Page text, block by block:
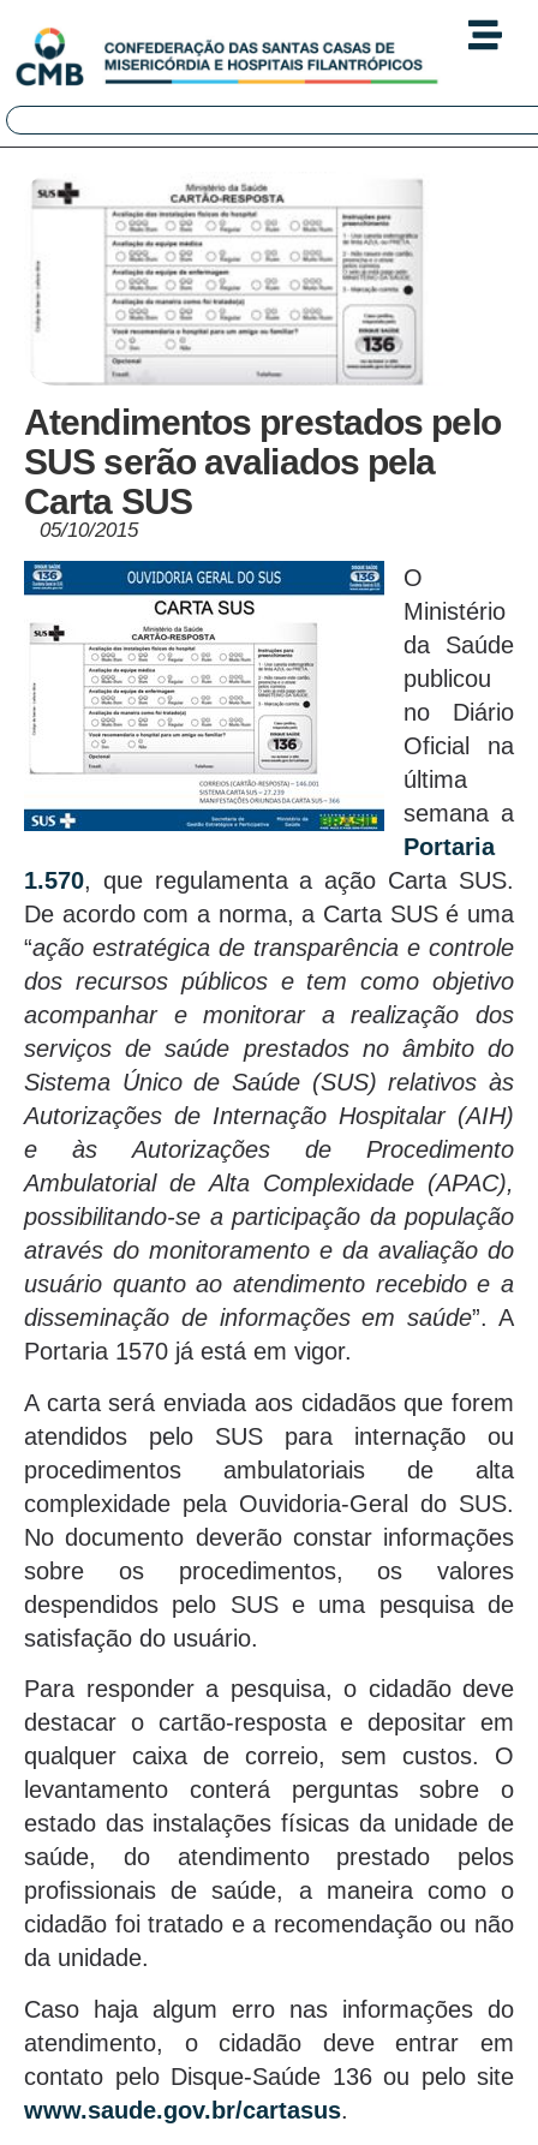
Atendimentos prestados pelo
SUS serão avaliados pela
Carta SUS
05/10/2015
O
Ministério
da Saúde
publicou
no Diário
Oficial na
última
semana a
Portaria
1.570, que regulamenta a ação Carta SUS.
De acordo com a norma, a Carta SUS é uma
“ação estratégica de transparência e controle
dos recursos públicos e tem como objetivo
acompanhar e monitorar a realização dos
serviços de saúde prestados no âmbito do
Sistema Único de Saúde (SUS) relativos às
Autorizações de Internação Hospitalar (AIH)
e às Autorizações de Procedimento
Ambulatorial de Alta Complexidade (APAC),
possibilitando-se a participação da população
através do monitoramento e da avaliação do
usuário quanto ao atendimento recebido e a
disseminação de informações em saúde”. A
Portaria 1570 já está em vigor.
A carta será enviada aos cidadãos que forem
atendidos pelo SUS para internação ou
procedimentos ambulatoriais de alta
complexidade pela Ouvidoria-Geral do SUS.
No documento deverão constar informações
sobre os procedimentos, os valores
despendidos pelo SUS e uma pesquisa de
satisfação do usuário.
Para responder a pesquisa, o cidadão deve
destacar o cartão-resposta e depositar em
qualquer caixa de correio, sem custos. O
levantamento conterá perguntas sobre o
estado das instalações físicas da unidade de
saúde, do atendimento prestado pelos
profissionais de saúde, a maneira como o
cidadão foi tratado e a recomendação ou não
da unidade.
Caso haja algum erro nas informações do
atendimento, o cidadão deve entrar em
contato pelo Disque-Saúde 136 ou pelo site
www.saude.gov.br/cartasus.